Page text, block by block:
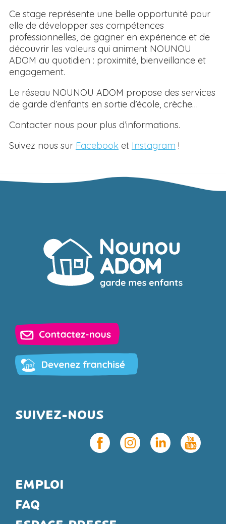
Ce stage représente une belle opportunité pour
elle de développer ses compétences
professionnelles, de gagner en expérience et de
découvrir les valeurs qui animent NOUNOU
ADOM au quotidien : proximité, bienveillance et
engagement.
Le réseau NOUNOU ADOM propose des services
de garde d’enfants en sortie d’école, crèche…
Contacter nous pour plus d’informations.
Suivez nous sur Facebook et Instagram !
SUIVEZ-NOUS
EMPLOI
FAQ